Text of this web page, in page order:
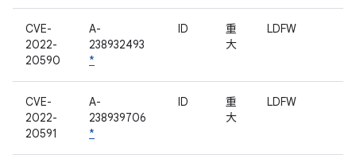
CVE-
2022-
20590
A-
238932493
*
ID
重
大
LDFW
CVE-
2022-
20591
A-
238939706
*
ID
重
大
LDFW